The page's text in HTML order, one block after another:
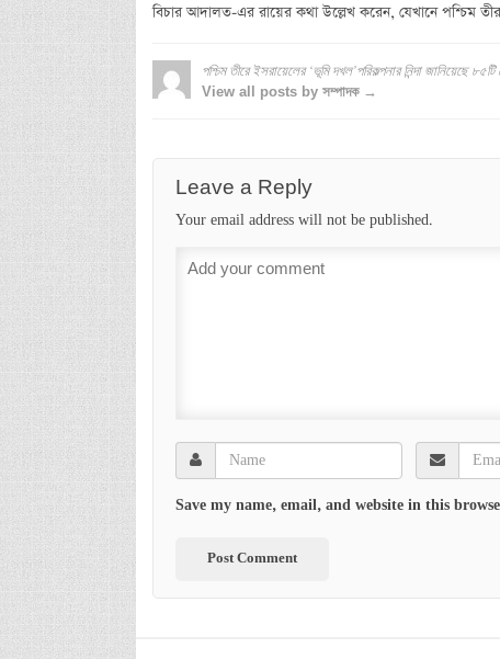
বিচার আদালত-এর রায়ের কথা উল্লেখ করেন, যেখানে পশ্চিম
পশ্চিম তীরে ইসরায়েলের ‘ভূমি দখল’পরিকল্পনার নিন্দা জানিয়েছে ৮৫টি
View all posts by সম্পাদক →
Leave a Reply
Your email address will not be published.
Save my name, email, and website in this